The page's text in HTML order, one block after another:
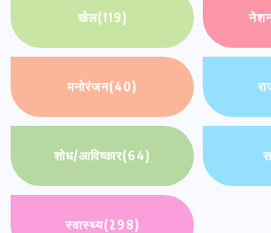
खेल(119)
मनोरंजन(40)
शोध/आविष्कार(64)
स्वास्थ्य(298)